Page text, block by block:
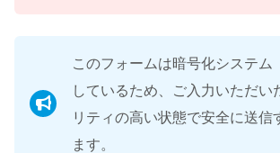
このフォームは暗号化システム
しているため、ご入力いただい
リティの高い状態で安全に送信
ます。